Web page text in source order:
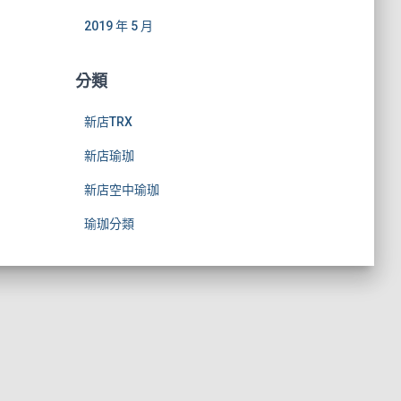
2019 年 5 月
分類
新店TRX
新店瑜珈
新店空中瑜珈
瑜珈分類